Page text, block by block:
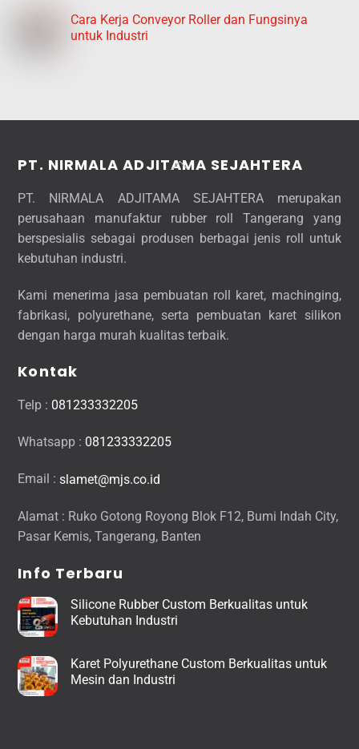
Cara Kerja Conveyor Roller dan Fungsinya
untuk Industri
Back
Top
PT. NIRMALA ADJITAMA SEJAHTERA
PT. NIRMALA ADJITAMA SEJAHTERA merupakan
perusahaan manufaktur rubber roll Tangerang yang
berspesialis sebagai produsen berbagai jenis roll untuk
kebutuhan industri.
Kami menerima jasa pembuatan roll karet, machinging,
fabrikasi, polyurethane, serta pembuatan karet silikon
dengan harga murah kualitas terbaik.
Kontak
Telp : 081233332205
Whatsapp : 081233332205
Email :slamet@mjs.co.id
Alamat : Ruko Gotong Royong Blok F12, Bumi Indah City,
Pasar Kemis, Tangerang, Banten
Info Terbaru
Silicone Rubber Custom Berkualitas untuk
Kebutuhan Industri
Karet Polyurethane Custom Berkualitas untuk
Mesin dan Industri